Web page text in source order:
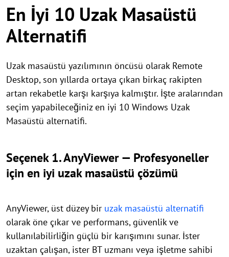
En İyi 10 Uzak Masaüstü
Alternatifi
Uzak masaüstü yazılımının öncüsü olarak Remote
Desktop, son yıllarda ortaya çıkan birkaç rakipten
artan rekabetle karşı karşıya kalmıştır. İşte aralarından
seçim yapabileceğiniz en iyi 10 Windows Uzak
Masaüstü alternatifi.
Seçenek 1. AnyViewer — Profesyoneller
için en iyi uzak masaüstü çözümü
AnyViewer, üst düzey bir uzak masaüstü alternatifi
olarak öne çıkar ve performans, güvenlik ve
kullanılabilirliğin güçlü bir karışımını sunar. İster
uzaktan çalışan, ister BT uzmanı veya işletme sahibi